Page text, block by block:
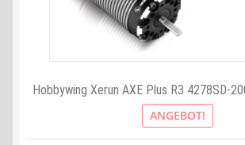
Hobbywing Xerun AXE Plus R3 4278SD-
ANGEBOT!